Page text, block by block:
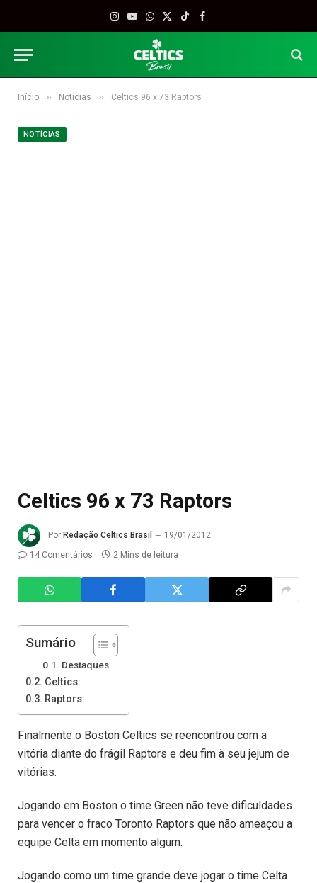
Instagram
YouTube
WhatsApp
X
TikTokFacebook
Início » Notícias » Celtics 96 x 73 Raptors
NOTÍCIAS
Celtics 96 x 73 Raptors
Por Redação Celtics Brasil
19/01/2012
14 Comentários
2 Mins de leitura
Sumário
Destaques
Celtics:
Raptors:
Finalmente o Boston Celtics se reencontrou com a
vitória diante do frágil Raptors e deu fim à seu jejum de
vitórias.
Jogando em Boston o time Green não teve dificuldades
para vencer o fraco Toronto Raptors que não ameaçou a
equipe Celta em momento algum.
Jogando como um time grande deve jogar o time Celta